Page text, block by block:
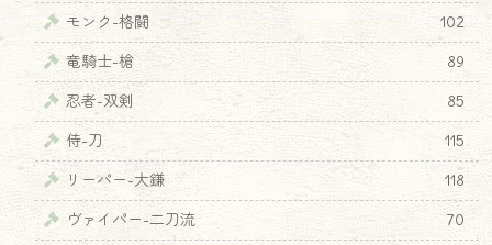
モンク-格闘
102
竜騎士-槍
89
忍者-双剣
85
侍-刀
115
リーパー-大鎌
118
ヴァイパー-二刀流
70